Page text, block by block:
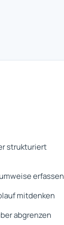
strukturiert
erfassen
mitdenken
abgrenzen